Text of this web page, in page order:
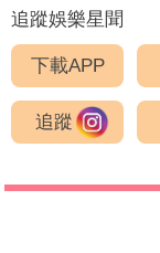
追蹤娛樂星聞
下載APP
追蹤